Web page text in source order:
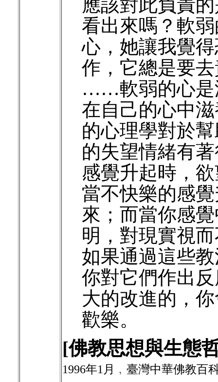
應該對此負責
看出來嗎？軟
心，她讓我覺
作，它總是要
……軟弱的心是
在自己的心中
的心理學對於
的失望情緒有
感覺升起時，
當不快樂的感
來；而當你感
明，對現實視
如果通過這些
你對它們作出
大的改進的，
歡樂。
[佛教思想與生態
1996年1月﹐臺灣中華佛教百